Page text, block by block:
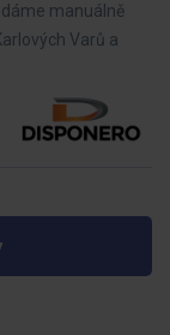
manuálně
Varů a